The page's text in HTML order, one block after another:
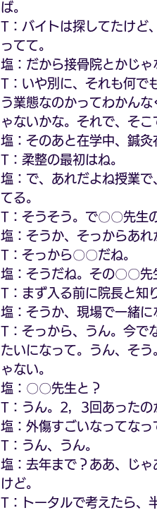
ば。
T：バイトは探してたけど
ってて。
塩：だから接骨院とかじゃ
T：いや別に、それも何で
う業態なのかってわかん
ゃないかな。それで、そこ
塩：そのあと在学中、鍼
T：柔整の最初はね。
塩：で、あれだよね授業
てる。
T：そうそう。で〇〇先生
塩：そうか、そっからあれ
T：そっから〇〇だね。
塩：そうだね。その〇〇先
T：まず入る前に院長と知
塩：そうか、現場で一緒に
T：そっから、うん。今で
たいになって。うん、そ
ゃない。
塩：〇〇先生と？
T：うん。2，3回あったの
塩：外傷すごいなってなっ
T：うん、うん。
塩：去年まで？ああ、じ
けど。
T：トータルで考えたら、